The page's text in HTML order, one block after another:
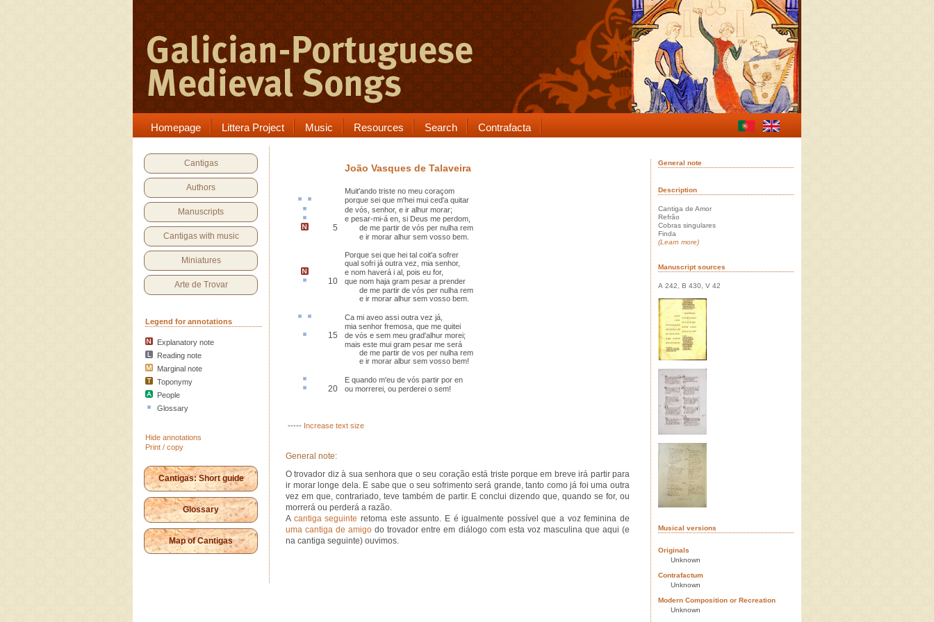
Homepage Littera Project Music Resources Search Contrafacta
Cantigas
Authors
Manuscripts
Cantigas with music
Miniatures
Arte de Trovar
Legend for annotations
Explanatory note
Reading note
Marginal note
Toponymy
People
Glossary
Hide annotations
Print / copy
Cantigas: Short guide
Glossary
Map of Cantigas
João Vasques de Talaveira
Muit'ando triste no meu coraçom
porque sei que m'hei mui ced'a quitar
de vós, senhor, e ir alhur morar;
e pesar-mi-á en , si Deus me perdom,
5 de me partir de vós per nulha rem
e ir morar alhur sem vosso bem.
Porque sei que hei tal coit'a sofrer
qual sofri já outra vez, mia senhor,
e nom haverá i al , pois eu for,
10 que nom haja gram pesar a prender
de me partir de vós per nulha rem
e ir morar alhur sem vosso bem.
Ca mi aveo assi outra vez já,
mia senhor fremosa, que me quitei
15 de vós e sem meu grad'alhur morei;
mais este mui gram pesar me será
de me partir de vos per nulha rem
e ir morar albur sem vosso bem!
E quando m'eu de vós partir por en
20 ou morrerei, ou perderei o sem!
----- Increase text size
General note:
O trovador diz à sua senhora que o seu coração está triste porque em breve irá partir para
ir morar longe dela. E sabe que o seu sofrimento será grande, tanto como já foi uma outra
vez em que, contrariado, teve também de partir. E conclui dizendo que, quando se for, ou
morrerá ou perderá a razão.
A cantiga seguinte retoma este assunto. E é igualmente possível que a voz feminina de
uma cantiga de amigo do trovador entre em diálogo com esta voz masculina que aqui (e
na cantiga seguinte) ouvimos.
General note
Description
Cantiga de Amor
Refrão
Cobras singulares
Finda
(Learn more)
Manuscript sources
A 242, B 430, V 42
Musical versions
Originals
Unknown
Contrafactum
Unknown
Modern Composition or Recreation
Unknown